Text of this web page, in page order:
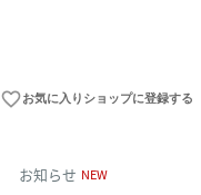
favorite_borderお気に入りショップに登録する
お知らせ NEW